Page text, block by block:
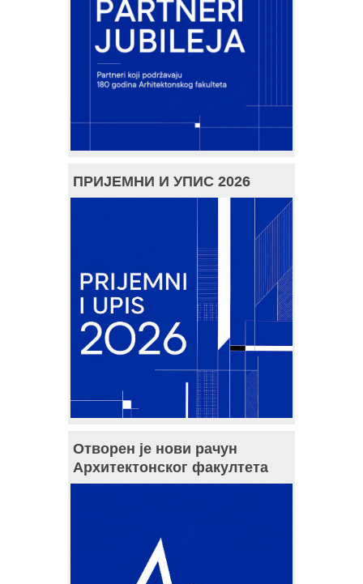
ПРИЈЕМНИ И УПИС 2026
Отворен је нови рачун
Архитектонског факултета